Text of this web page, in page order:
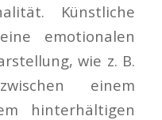
Künstliche
emotionalen
wie z. B.
einem
hinterhältigen